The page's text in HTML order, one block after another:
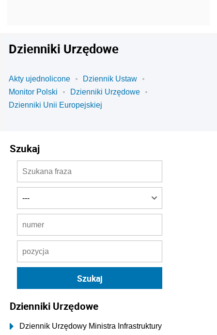
Dzienniki Urzędowe
Akty ujednolicone
Dziennik Ustaw
Monitor Polski
Dzienniki Urzędowe
Dzienniki Unii Europejskiej
Szukaj
Dzienniki Urzędowe
Dziennik Urzędowy Ministra Infrastruktury